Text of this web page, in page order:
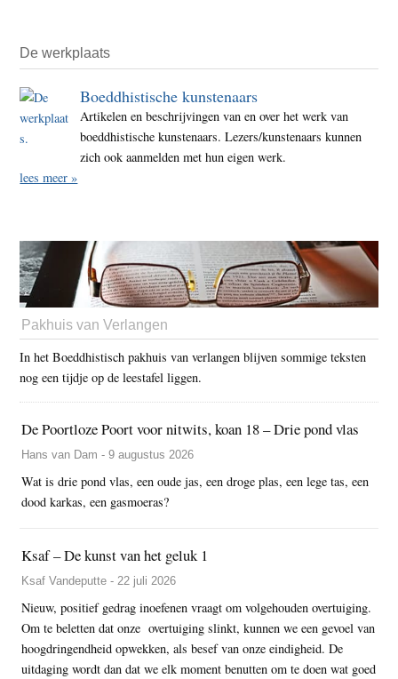
De werkplaats
Boeddhistische kunstenaars
Artikelen en beschrijvingen van en over het werk van
boeddhistische kunstenaars. Lezers/kunstenaars kunnen
zich ook aanmelden met hun eigen werk.
lees meer »
Pakhuis van Verlangen
In het Boeddhistisch pakhuis van verlangen blijven sommige teksten
nog een tijdje op de leestafel liggen.
De Poortloze Poort voor nitwits, koan 18 – Drie pond vlas
Hans van Dam - 9 augustus 2026
Wat is drie pond vlas, een oude jas, een droge plas, een lege tas, een
dood karkas, een gasmoeras?
Ksaf – De kunst van het geluk 1
Ksaf Vandeputte - 22 juli 2026
Nieuw, positief gedrag inoefenen vraagt om volgehouden overtuiging.
Om te beletten dat onze overtuiging slinkt, kunnen we een gevoel van
hoogdringendheid opwekken, als besef van onze eindigheid. De
uitdaging wordt dan dat we elk moment benutten om te doen wat goed